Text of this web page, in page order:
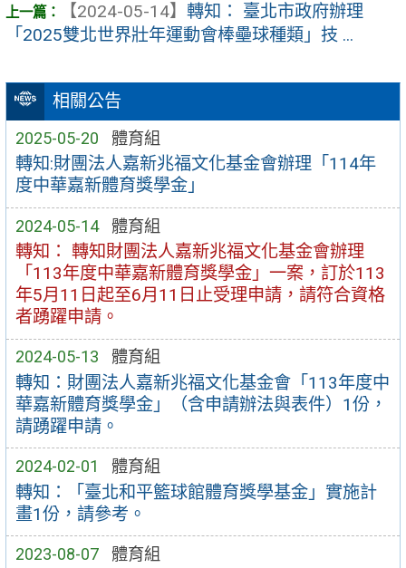
相關公告
2025-05-20 體育組
轉知:財團法人嘉新兆福文化基金會辦理「114年
度中華嘉新體育獎學金」
2024-05-14 體育組
轉知： 轉知財團法人嘉新兆福文化基金會辦理
「113年度中華嘉新體育獎學金」一案，訂於113
年5月11日起至6月11日止受理申請，請符合資格
者踴躍申請。
2024-05-13 體育組
轉知：財團法人嘉新兆福文化基金會「113年度中
華嘉新體育獎學金」（含申請辦法與表件）1份，
請踴躍申請。
2024-02-01 體育組
轉知：「臺北和平籃球館體育獎學基金」實施計
畫1份，請參考。
2023-08-07 體育組
【2024-05-14】 轉知： 臺北市政府辦理
「2025雙北世界壯年運動會棒壘球種類」技 ...